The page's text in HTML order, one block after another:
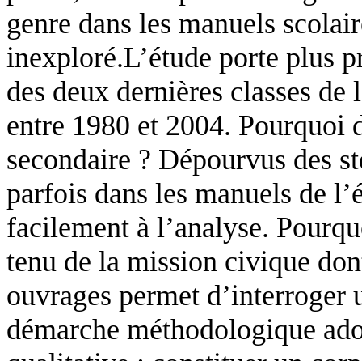
genre dans les manuels
inexploré.L’étude porte plus
des deux dernières classes de
entre 1980 et 2004. Pourquoi
secondaire ? Dépourvus des
parfois dans les manuels de
facilement à l’analyse.
tenu de la mission civique
ouvrages permet d’interroger
démarche méthodologique